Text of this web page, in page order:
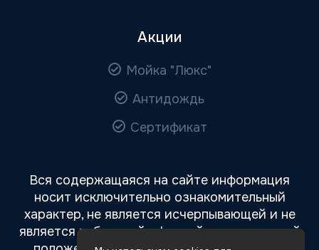
Акции
Мойка "Люкс"
Антидождь
Сертификат
Вся содержащаяся на сайте информация
носит исключительно ознакомительный
характер, не является исчерпывающей и не
является публичной офертой, определяемой